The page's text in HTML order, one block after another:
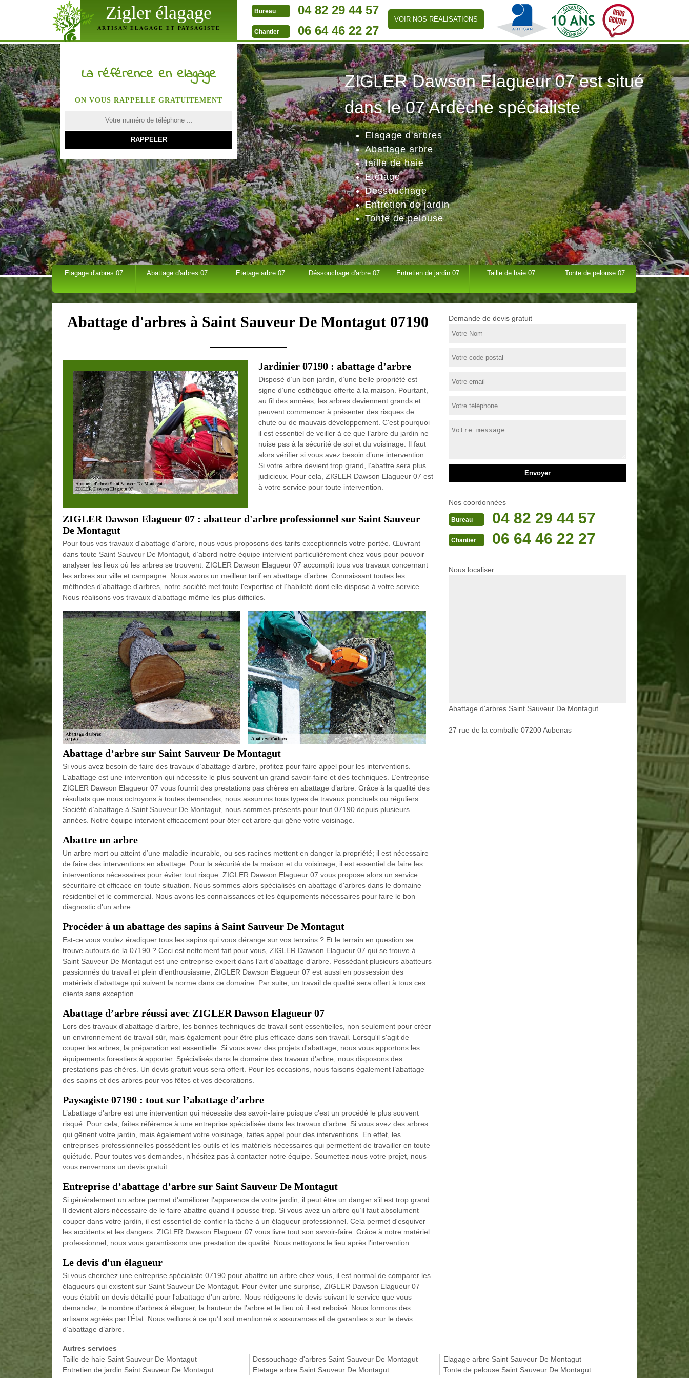
Zigler élagage
ARTISAN ELAGAGE ET PAYSAGISTE
Bureau 04 82 29 44 57
Chantier 06 64 46 22 27
VOIR NOS RÉALISATIONS
ZIGLER Dawson Elagueur 07 est situé
dans le 07 Ardèche spécialiste
Elagage d'arbres
Abattage arbre
taille de haie
Etêtage
Déssouchage
Entretien de jardin
Tonte de pelouse
La référence en elagage
ON VOUS RAPPELLE GRATUITEMENT
Elagage d'arbres 07 Abattage d'arbres 07 Etetage arbre 07 Déssouchage d'arbre 07 Entretien de jardin 07 Taille de haie 07 Tonte de pelouse 07
Abattage d'arbres à Saint Sauveur De Montagut 07190
Jardinier 07190 : abattage d’arbre
Disposé d’un bon jardin, d’une belle propriété est
signe d’une esthétique offerte à la maison. Pourtant,
au fil des années, les arbres deviennent grands et
peuvent commencer à présenter des risques de
chute ou de mauvais développement. C'est pourquoi
il est essentiel de veiller à ce que l’arbre du jardin ne
nuise pas à la sécurité de soi et du voisinage. Il faut
alors vérifier si vous avez besoin d’une intervention.
Si votre arbre devient trop grand, l’abattre sera plus
judicieux. Pour cela, ZIGLER Dawson Elagueur 07 est
à votre service pour toute intervention.
ZIGLER Dawson Elagueur 07 : abatteur d'arbre professionnel sur Saint Sauveur
De Montagut
Pour tous vos travaux d'abattage d'arbre, nous vous proposons des tarifs exceptionnels votre portée. Œuvrant
dans toute Saint Sauveur De Montagut, d’abord notre équipe intervient particulièrement chez vous pour pouvoir
analyser les lieux où les arbres se trouvent. ZIGLER Dawson Elagueur 07 accomplit tous vos travaux concernant
les arbres sur ville et campagne. Nous avons un meilleur tarif en abattage d’arbre. Connaissant toutes les
méthodes d'abattage d'arbres, notre société met toute l'expertise et l’habileté dont elle dispose à votre service.
Nous réalisons vos travaux d’abattage même les plus difficiles.
Abattage d’arbre sur Saint Sauveur De Montagut
Si vous avez besoin de faire des travaux d’abattage d’arbre, profitez pour faire appel pour les interventions.
L’abattage est une intervention qui nécessite le plus souvent un grand savoir-faire et des techniques. L’entreprise
ZIGLER Dawson Elagueur 07 vous fournit des prestations pas chères en abattage d’arbre. Grâce à la qualité des
résultats que nous octroyons à toutes demandes, nous assurons tous types de travaux ponctuels ou réguliers.
Société d’abattage à Saint Sauveur De Montagut, nous sommes présents pour tout 07190 depuis plusieurs
années. Notre équipe intervient efficacement pour ôter cet arbre qui gêne votre voisinage.
Abattre un arbre
Un arbre mort ou atteint d’une maladie incurable, ou ses racines mettent en danger la propriété; il est nécessaire
de faire des interventions en abattage. Pour la sécurité de la maison et du voisinage, il est essentiel de faire les
interventions nécessaires pour éviter tout risque. ZIGLER Dawson Elagueur 07 vous propose alors un service
sécuritaire et efficace en toute situation. Nous sommes alors spécialisés en abattage d'arbres dans le domaine
résidentiel et le commercial. Nous avons les connaissances et les équipements nécessaires pour faire le bon
diagnostic d'un arbre.
Procéder à un abattage des sapins à Saint Sauveur De Montagut
Est-ce vous voulez éradiquer tous les sapins qui vous dérange sur vos terrains ? Et le terrain en question se
trouve autours de la 07190 ? Ceci est nettement fait pour vous, ZIGLER Dawson Elagueur 07 qui se trouve à
Saint Sauveur De Montagut est une entreprise expert dans l’art d’abattage d’arbre. Possédant plusieurs abatteurs
passionnés du travail et plein d’enthousiasme, ZIGLER Dawson Elagueur 07 est aussi en possession des
matériels d’abattage qui suivent la norme dans ce domaine. Par suite, un travail de qualité sera offert à tous ces
clients sans exception.
Abattage d’arbre réussi avec ZIGLER Dawson Elagueur 07
Lors des travaux d'abattage d’arbre, les bonnes techniques de travail sont essentielles, non seulement pour créer
un environnement de travail sûr, mais également pour être plus efficace dans son travail. Lorsqu'il s'agit de
couper les arbres, la préparation est essentielle. Si vous avez des projets d'abattage, nous vous apportons les
équipements forestiers à apporter. Spécialisés dans le domaine des travaux d’arbre, nous disposons des
prestations pas chères. Un devis gratuit vous sera offert. Pour les occasions, nous faisons également l’abattage
des sapins et des arbres pour vos fêtes et vos décorations.
Paysagiste 07190 : tout sur l’abattage d’arbre
L’abattage d’arbre est une intervention qui nécessite des savoir-faire puisque c’est un procédé le plus souvent
risqué. Pour cela, faites référence à une entreprise spécialisée dans les travaux d’arbre. Si vous avez des arbres
qui gênent votre jardin, mais également votre voisinage, faites appel pour des interventions. En effet, les
entreprises professionnelles possèdent les outils et les matériels nécessaires qui permettent de travailler en toute
quiétude. Pour toutes vos demandes, n’hésitez pas à contacter notre équipe. Soumettez-nous votre projet, nous
vous renverrons un devis gratuit.
Entreprise d’abattage d’arbre sur Saint Sauveur De Montagut
Si généralement un arbre permet d'améliorer l’apparence de votre jardin, il peut être un danger s’il est trop grand.
Il devient alors nécessaire de le faire abattre quand il pousse trop. Si vous avez un arbre qu’il faut absolument
couper dans votre jardin, il est essentiel de confier la tâche à un élagueur professionnel. Cela permet d'esquiver
les accidents et les dangers. ZIGLER Dawson Elagueur 07 vous livre tout son savoir-faire. Grâce à notre matériel
professionnel, nous vous garantissons une prestation de qualité. Nous nettoyons le lieu après l’intervention.
Le devis d'un élagueur
Si vous cherchez une entreprise spécialiste 07190 pour abattre un arbre chez vous, il est normal de comparer les
élagueurs qui existent sur Saint Sauveur De Montagut. Pour éviter une surprise, ZIGLER Dawson Elagueur 07
vous établit un devis détaillé pour l'abattage d'un arbre. Nous rédigeons le devis suivant le service que vous
demandez, le nombre d’arbres à élaguer, la hauteur de l’arbre et le lieu où il est reboisé. Nous formons des
artisans agréés par l’État. Nous veillons à ce qu’il soit mentionné « assurances et de garanties » sur le devis
d’abattage d’arbre.
Demande de devis gratuit
Nos coordonnées
Bureau 04 82 29 44 57
Chantier 06 64 46 22 27
Nous localiser
Abattage d'arbres Saint Sauveur De Montagut
27 rue de la comballe 07200 Aubenas
Autres services
Taille de haie Saint Sauveur De Montagut
Entretien de jardin Saint Sauveur De Montagut
Dessouchage d'arbres Saint Sauveur De Montagut
Etetage arbre Saint Sauveur De Montagut
Elagage arbre Saint Sauveur De Montagut
Tonte de pelouse Saint Sauveur De Montagut